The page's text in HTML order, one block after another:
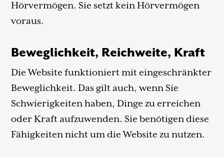
Hörvermögen. Sie setzt kein Hörvermögen
voraus.
Beweglichkeit, Reichweite, Kraft
Die Website funktioniert mit eingeschränkter
Beweglichkeit. Das gilt auch, wenn Sie
Schwierigkeiten haben, Dinge zu erreichen
oder Kraft aufzuwenden. Sie benötigen diese
Fähigkeiten nicht um die Website zu nutzen.